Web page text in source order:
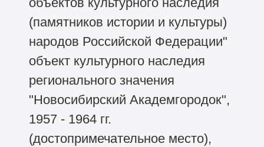
(памятников истории и культуры)
народов Российской Федерации"
объект культурного наследия
регионального значения
"Новосибирский Академгородок",
1957 - 1964 гг.
(достопримечательное место),